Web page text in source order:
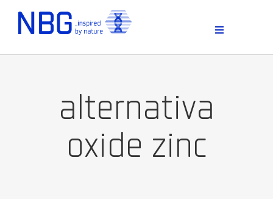
content
Toggle
alternativa
oxide zinc